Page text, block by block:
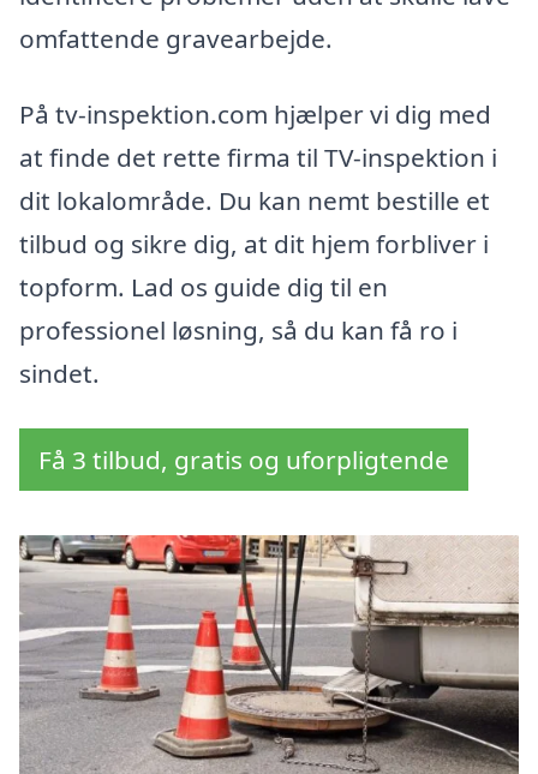
omfattende gravearbejde.
På tv-inspektion.com hjælper vi dig med
at finde det rette firma til TV-inspektion i
dit lokalområde. Du kan nemt bestille et
tilbud og sikre dig, at dit hjem forbliver i
topform. Lad os guide dig til en
professionel løsning, så du kan få ro i
sindet.
Få 3 tilbud, gratis og uforpligtende